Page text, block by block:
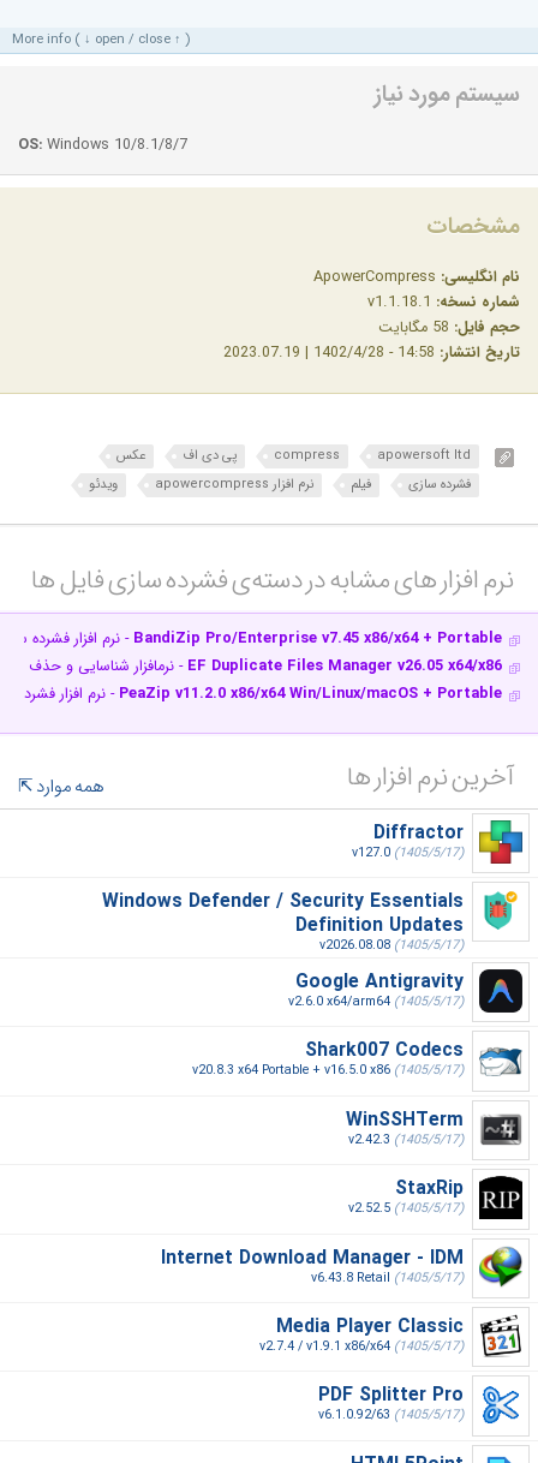
More info ( ↓ open / close ↑ )
سیستم مورد نیاز
OS: Windows 10/8.1/8/7
مشخصات
نام انگلیسی:
شماره نسخه:
حجم فایل:
تاریخ انتشار:
apowersoft ltd
compress پی دی اف
عکس
فشرده سازی
فیلم نرم افزار apowercompress ویدئو
نرم افزار های مشابه در دسته‌ی‌ فشرده سازی فایل ها‎
BandiZip Pro/Enterprise v7.45 x86/x64 + Portable - نرم افزار فشرده
EF Duplicate Files Manager v26.05 x64/x86 - نرم‎افزار شناسایی و حذف فایل‌های تکراری
PeaZip v11.2.0 x86/x64 Win/Linux/macOS + Portable - نرم افزار فشرده
آخرین نرم افزار ها
همه موارد
Diffractor
v127.0 (1405/5/17)
Windows Defender / Security Essentials
Definition Updates
v2026.08.08 (1405/5/17)
Google Antigravity
v2.6.0 x64/arm64 (1405/5/17)
Shark007 Codecs
v20.8.3 x64 Portable + v16.5.0 x86 (1405/5/17)
WinSSHTerm
v2.42.3 (1405/5/17)
StaxRip
v2.52.5 (1405/5/17)
Internet Download Manager - IDM
v6.43.8 Retail (1405/5/17)
Media Player Classic
v2.7.4 / v1.9.1 x86/x64 (1405/5/17)
PDF Splitter Pro
v6.1.0.92/63 (1405/5/17)